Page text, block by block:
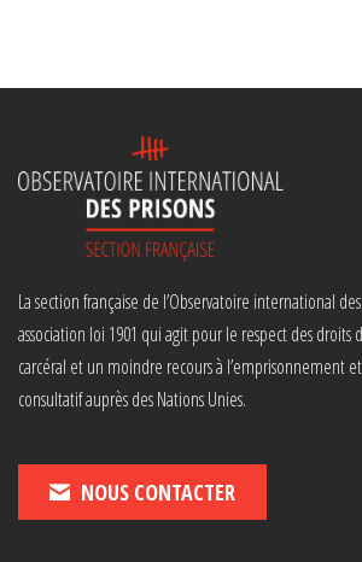
La section française de l’Observatoire international
association loi 1901 qui agit pour le respect des
carcéral et un moindre recours à l’emprisonnement
consultatif auprès des Nations Unies.
NOUS CONTACTER